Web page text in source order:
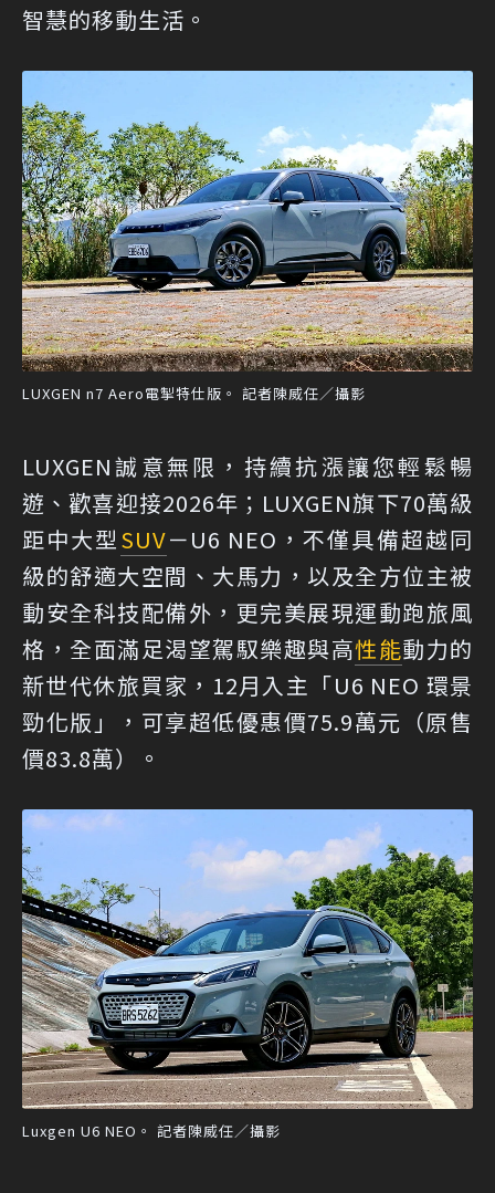
智慧的移動生活。
LUXGEN n7 Aero電掣特仕版。 記者陳威任／攝影
LUXGEN誠意無限，持續抗漲讓您輕鬆暢
遊、歡喜迎接2026年；LUXGEN旗下70萬級
距中大型 SUV－U6 NEO，不僅具備超越同
級的舒適大空間、大馬力，以及全方位主被
動安全科技配備外，更完美展現運動跑旅風
格，全面滿足渴望駕馭樂趣與高性能動力的
新世代休旅買家，12月入主「U6 NEO 環景
勁化版」，可享超低優惠價75.9萬元（原售
價83.8萬）。
Luxgen U6 NEO。 記者陳威任／攝影